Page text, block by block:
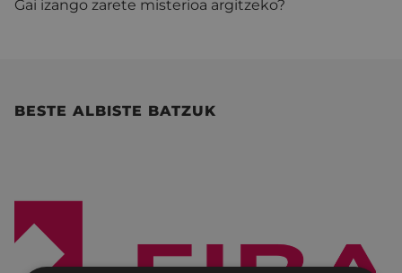
Gai izango zarete misterioa argitzeko?
BESTE ALBISTE BATZUK